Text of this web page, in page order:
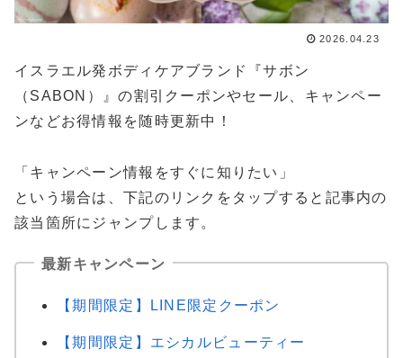
2026.04.23
イスラエル発ボディケアブランド『サボン
（SABON）』の割引クーポンやセール、キャンペー
ンなどお得情報を随時更新中！
「キャンペーン情報をすぐに知りたい」
という場合は、下記のリンクをタップすると記事内の
該当箇所にジャンプします。
最新キャンペーン
【期間限定】LINE限定クーポン
【期間限定】エシカルビューティー